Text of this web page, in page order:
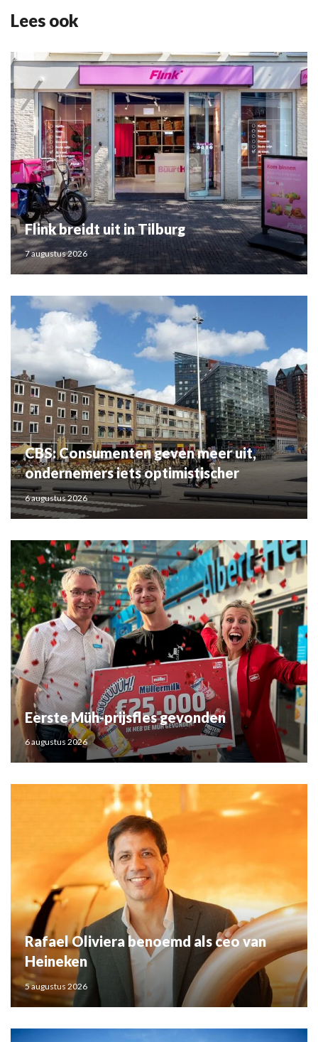
Lees ook
Flink breidt uit in Tilburg
7 augustus 2026
CBS: Consumenten geven meer uit,
ondernemers iets optimistischer
6 augustus 2026
Eerste Müh-prijsfles gevonden
6 augustus 2026
Rafael Oliviera benoemd als ceo van
Heineken
5 augustus 2026